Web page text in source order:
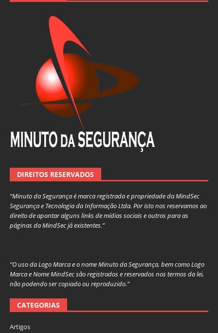
DIREITOS RESERVADOS
“Minuto da Segurança é marca registrada e propriedade da MindSec
Segurança e Tecnologia da Informação Ltda. Por isto nos reservamos ao
direito de apontar alguns links de mídias sociais e outros para as
páginas da MindSec já existentes.”
“O uso da Logo Marca e o nome Minuto da Segurança, bem como Logo
Marca e Nome MindSec são registrados e reservados nos termos da lei,
não podendo ser copiado ou reproduzido.”
CATEGORIAS
Artigos